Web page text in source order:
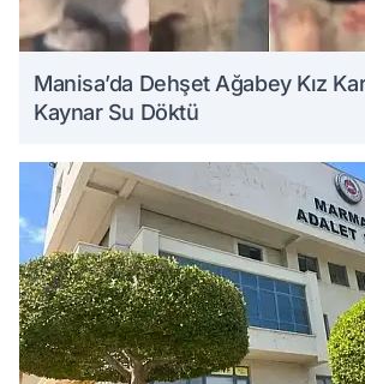
Manisa’da Dehşet Ağabey Kız
Kaynar Su Döktü